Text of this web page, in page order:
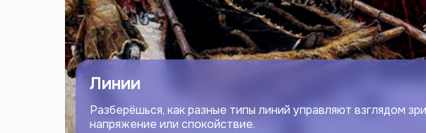
Линии
Разберёшься, как разные типы линий управляют взглядом
напряжение или спокойствие.